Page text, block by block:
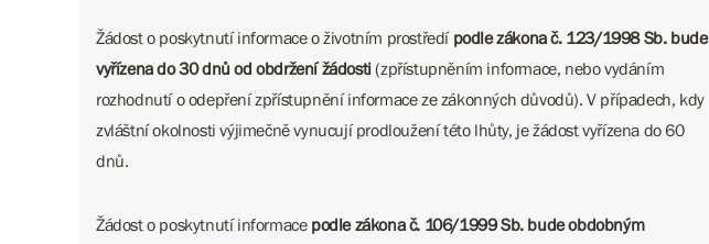
Žádost o poskytnutí informace o životním prostředí podle zákona č. 123/1998 Sb. bude
vyřízena do 30 dnů od obdržení žádosti(zpřístupněním informace, nebo vydáním
rozhodnutí o odepření zpřístupnění informace ze zákonných důvodů). V případech, kdy
zvláštní okolnosti výjimečně vynucují prodloužení této lhůty, je žádost vyřízena do 60
dnů.
Žádost o poskytnutí informace podle zákona č. 106/1999 Sb. bude obdobným